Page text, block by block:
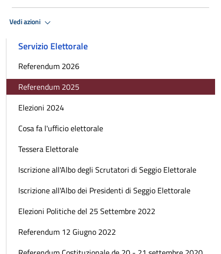
Vedi azioni
Servizio Elettorale
Referendum 2026
Referendum 2025
Elezioni 2024
Cosa fa l'ufficio elettorale
Tessera Elettorale
Iscrizione all'Albo degli Scrutatori di Seggio Elettorale
Iscrizione all'Albo dei Presidenti di Seggio Elettorale
Elezioni Politiche del 25 Settembre 2022
Referendum 12 Giugno 2022